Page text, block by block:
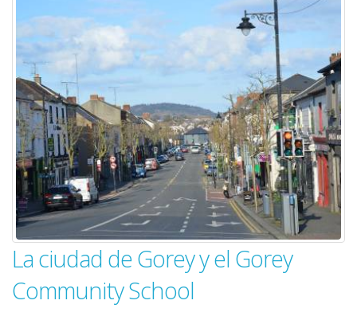
La ciudad de Gorey y el Gorey
Community School